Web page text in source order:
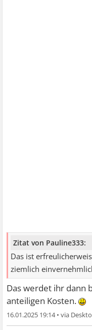
Zitat von Pauline333:
Das ist
ziemlich
Das werdet ihr dann
anteiligen Kosten.
16.01.2025 19:14•